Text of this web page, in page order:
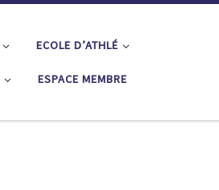
ECOLE D’ATHLÉ
ESPACE MEMBRE